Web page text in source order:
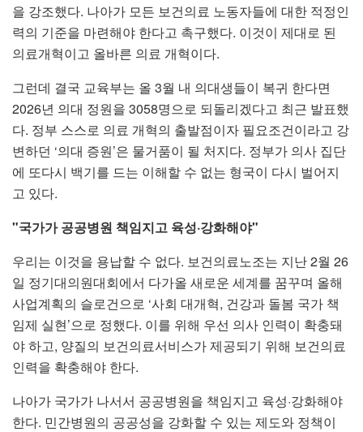
을 강조했다. 나아가 모든 보건의료 노동자들에 대한 적정인
력의 기준을 마련해야 한다고 촉구했다. 이것이 제대로 된
의료개혁이고 올바른 의료 개혁이다.
그런데 결국 교육부는 올 3월 내 의대생들이 복귀 한다면
2026년 의대 정원을 3058명으로 되돌리겠다고 최근 발표했
다. 정부 스스로 의료 개혁의 출발점이자 필요조건이라고 강
변하던 ‘의대 증원’은 물거품이 될 처지다. 정부가 의사 집단
에 또다시 백기를 드는 이해할 수 없는 형국이 다시 벌어지
고 있다.
"국가가 공공병원 책임지고 육성·강화해야"
우리는 이것을 용납할 수 없다. 보건의료노조는 지난 2월 26
일 정기대의원대회에서 다가올 새로운 세계를 꿈꾸며 올해
사업계획의 슬로건으로 ‘사회 대개혁, 건강과 돌봄 국가 책
임제 실현’으로 정했다. 이를 위해 우선 의사 인력이 확충돼
야 하고, 양질의 보건의료서비스가 제공되기 위해 보건의료
인력을 확충해야 한다.
나아가 국가가 나서서 공공병원을 책임지고 육성·강화해야
한다. 민간병원의 공공성을 강화할 수 있는 제도와 정책이